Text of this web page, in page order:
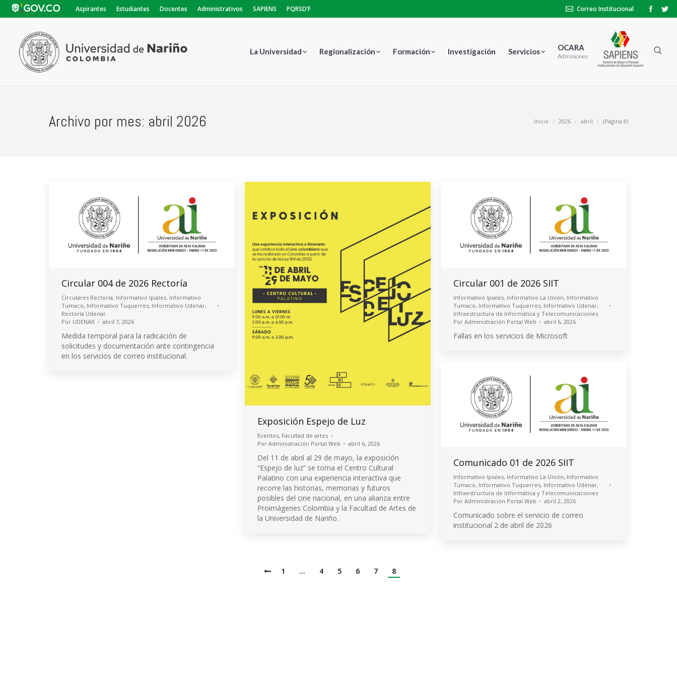
Aspirantes Estudiantes Docentes Administrativos SAPIENS PQRSD’F Correo Institucional
La Universidad Regionalización Formación Investigación Servicios OCARA
Admisiones
Archivo por mes: abril 2026 Inicio 2026 abril (Página 8)
Circular 004 de 2026 Rectoría
Circulares Rectoría, Informativo Ipiales, Informativo
Tumaco, Informativo Tuquerres, Informativo Udenar,
Rectoría Udenar
Por UDENAR abril 7, 2026
Medida temporal para la radicación de
solicitudes y documentación ante contingencia
en los servicios de correo institucional.
Exposición Espejo de Luz
Eventos, Facultad de artes
Por Administración Portal Web abril 6, 2026
Del 11 de abril al 29 de mayo, la exposición
“Espejo de luz” se toma el Centro Cultural
Palatino con una experiencia interactiva que
recorre las historias, memorias y futuros
posibles del cine nacional, en una alianza entre
Proimágenes Colombia y la Facultad de Artes de
la Universidad de Nariño.
Circular 001 de 2026 SIIT
Informativo Ipiales, Informativo La Unión, Informativo
Tumaco, Informativo Tuquerres, Informativo Udenar,
Infraestructura de Informática y Telecomunicaciones
Por Administración Portal Web abril 6, 2026
Fallas en los servicios de Microsoft
Comunicado 01 de 2026 SIIT
Informativo Ipiales, Informativo La Unión, Informativo
Tumaco, Informativo Tuquerres, Informativo Udenar,
Infraestructura de Informática y Telecomunicaciones
Por Administración Portal Web abril 2, 2026
Comunicado sobre el servicio de correo
institucional 2 de abril de 2026
1 … 4 5 6 7 8